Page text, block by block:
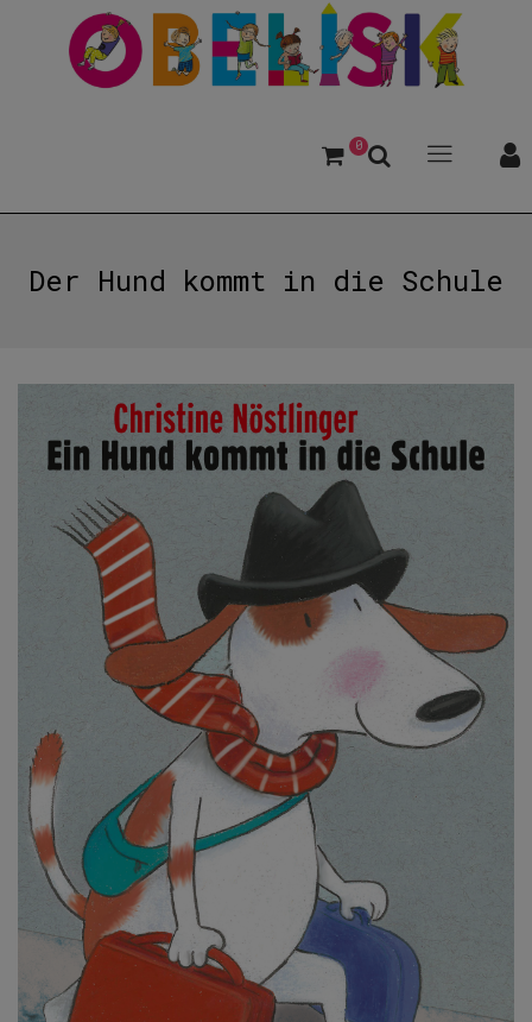
0
Der Hund kommt in die Schule